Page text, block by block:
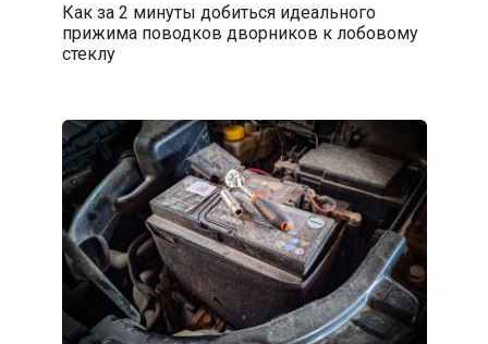
Как за 2 минуты добиться идеального
прижима поводков дворников к лобовому
стеклу